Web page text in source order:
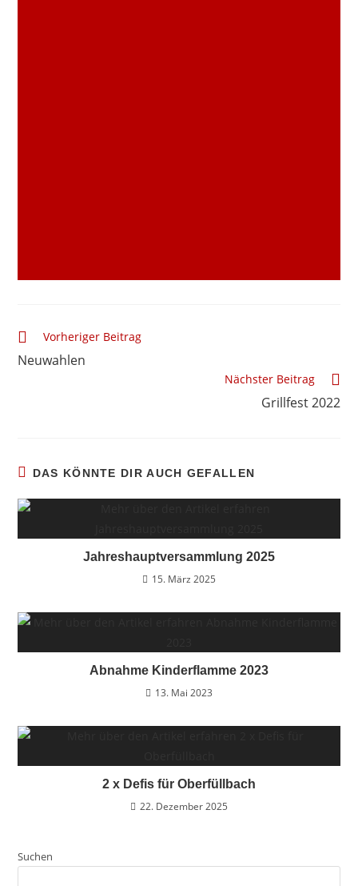
Vorheriger Beitrag
Neuwahlen
Nächster Beitrag
Grillfest 2022
DAS KÖNNTE DIR AUCH GEFALLEN
Jahreshauptversammlung 2025
15. März 2025
Abnahme Kinderflamme 2023
13. Mai 2023
2 x Defis für Oberfüllbach
22. Dezember 2025
Suchen